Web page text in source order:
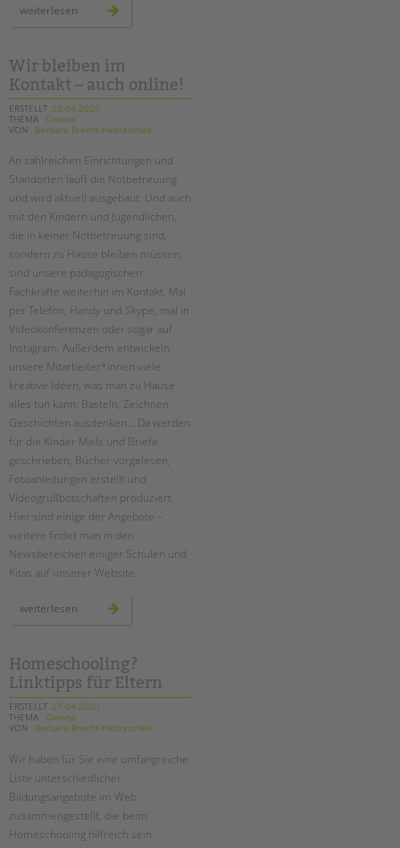
weiterlesen presseschau:
tandem
Wir bleiben im
Kontakt – auch online!
ERSTELLT 28.04.2020
THEMA Corona
VON
Barbara Brecht-Hadraschek
An zahlreichen Einrichtungen und
Standorten läuft die Notbetreuung
und wird aktuell ausgebaut. Und auch
mit den Kindern und Jugendlichen,
die in keiner Notbetreuung sind,
sondern zu Hause bleiben müssen,
sind unsere pädagogischen
Fachkräfte weiterhin im Kontakt. Mal
per Telefon, Handy und Skype, mal in
Videokonferenzen oder sogar auf
Instagram. Außerdem entwickeln
unsere Mitarbeiter*innen viele
kreative Ideen, was man zu Hause
alles tun kann: Basteln, Zeichnen,
Geschichten ausdenken... Da werden
für die Kinder Mails und Briefe
geschrieben, Bücher vorgelesen,
Fotoanleitungen erstellt und
Videogrußbotschaften produziert.
Hier sind einige der Angebote –
weitere findet man in den
Newsbereichen einiger Schulen und
Kitas auf unserer Website.
weiterlesen
bleiben
auch
online!
Homeschooling?
Linktipps für Eltern
ERSTELLT 27.04.2020
THEMA Corona
VON
Barbara Brecht-Hadraschek
Wir haben für Sie eine umfangreiche
Liste unterschiedlicher
Bildungsangebote im Web
zusammengestellt, die beim
Homeschooling hilfreich sein